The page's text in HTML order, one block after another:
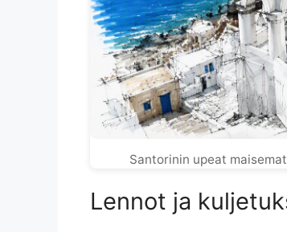
Santorinin upeat
Lennot ja